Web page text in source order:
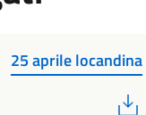
25 aprile locandina